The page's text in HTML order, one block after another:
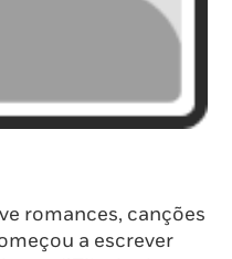
romances, canções
a escrever